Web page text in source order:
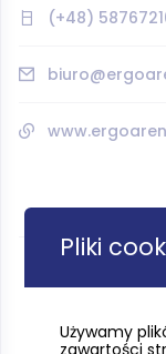
(+48)
Pliki
Używamy
zawartości